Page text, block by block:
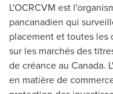
L'OCRCVM est
pancanadien qui
placement et toutes
sur les marchés des
de créance au Canada.
en matière de